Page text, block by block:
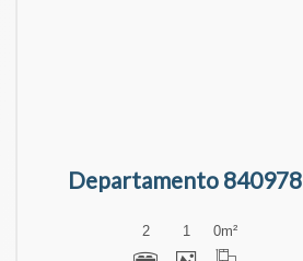
Departamento 840978
2 1 0m²